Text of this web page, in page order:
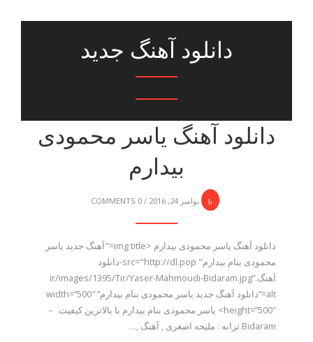
دانلود آهنگ جدید
دانلود آهنگ یاسر محمودی
بیدارم
نوامبر 24, 2016 /
0 COMMENTS
دانلود آهنگ یاسر محمودی بیدارم <img title="آهنگ جدید یاسر
محمودی بنام بیدارم" src="http://dl.pop-دانلود
آهنگ.ir/images/1395/Tir/Yaser-Mahmoudi-Bidaram.jpg”
alt=”دانلود آهنگ جدید یاسر محمودی بنام بیدارم” width=”500″
height=”500″> یاسر محمودی بنام بیدارم با بالاترین کیفیت –
Bidaram ترانه : ملیحه اصغری , آهنگ ,…